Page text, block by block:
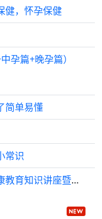
健，怀孕保健
孕篇+晚孕篇）
简单易懂
常识
县妇幼保健院孕妇学校开展孕期健康教育知识讲座暨插花活动